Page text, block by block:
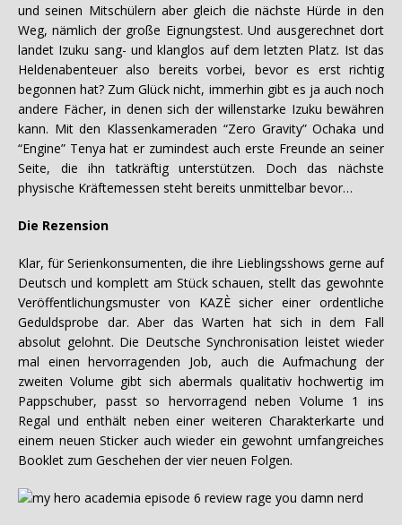
und seinen Mitschülern aber gleich die nächste Hürde in den
Weg, nämlich der große Eignungstest. Und ausgerechnet dort
landet Izuku sang- und klanglos auf dem letzten Platz. Ist das
Heldenabenteuer also bereits vorbei, bevor es erst richtig
begonnen hat? Zum Glück nicht, immerhin gibt es ja auch noch
andere Fächer, in denen sich der willenstarke Izuku bewähren
kann. Mit den Klassenkameraden “Zero Gravity” Ochaka und
“Engine” Tenya hat er zumindest auch erste Freunde an seiner
Seite, die ihn tatkräftig unterstützen. Doch das nächste
physische Kräftemessen steht bereits unmittelbar bevor…
Die Rezension
Klar, für Serienkonsumenten, die ihre Lieblingsshows gerne auf
Deutsch und komplett am Stück schauen, stellt das gewohnte
Veröffentlichungsmuster von KAZÈ sicher einer ordentliche
Geduldsprobe dar. Aber das Warten hat sich in dem Fall
absolut gelohnt. Die Deutsche Synchronisation leistet wieder
mal einen hervorragenden Job, auch die Aufmachung der
zweiten Volume gibt sich abermals qualitativ hochwertig im
Pappschuber, passt so hervorragend neben Volume 1 ins
Regal und enthält neben einer weiteren Charakterkarte und
einem neuen Sticker auch wieder ein gewohnt umfangreiches
Booklet zum Geschehen der vier neuen Folgen.